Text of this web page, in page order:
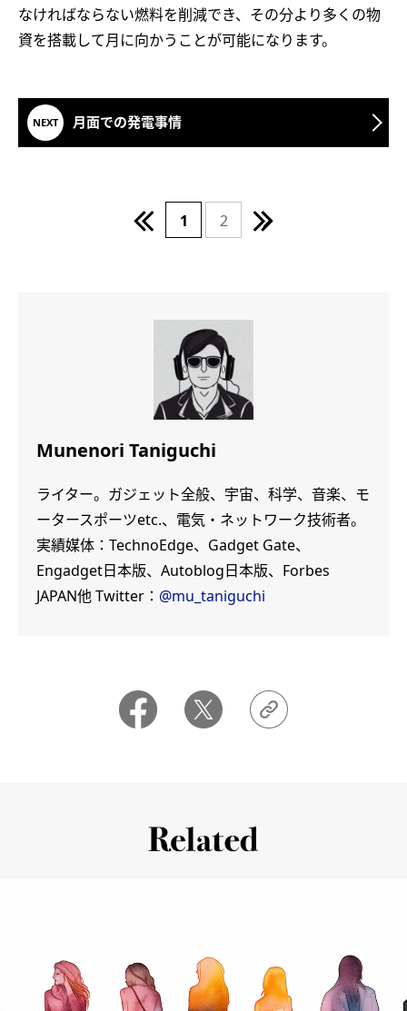
なければならない燃料を削減でき、その分より多くの物
資を搭載して月に向かうことが可能になります。
月面での発電事情
1 2
Munenori Taniguchi
ライター。ガジェット全般、宇宙、科学、音楽、モ
ータースポーツetc.、電気・ネットワーク技術者。
実績媒体：TechnoEdge、Gadget Gate、
Engadget日本版、Autoblog日本版、Forbes
JAPAN他 Twitter： @mu_taniguchi